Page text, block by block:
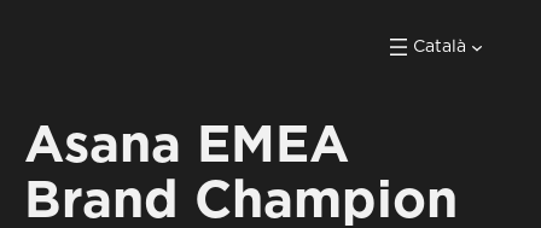
Català
Asana EMEA
Brand Champion